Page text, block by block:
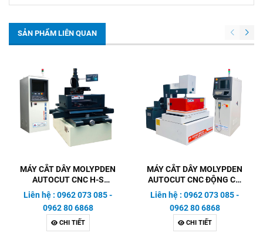
SẢN PHẨM LIÊN QUAN
MÁY CẮT DÂY MOLYPDEN
AUTOCUT CNC H-S
SERIES
Liên hệ : 0962 073 085 -
0962 80 6868
CHI TIẾT
MÁY CẮT DÂY MOLYPDEN
AUTOCUT CNC ĐỘNG CƠ
SERVO
Liên hệ : 0962 073 085 -
0962 80 6868
CHI TIẾT